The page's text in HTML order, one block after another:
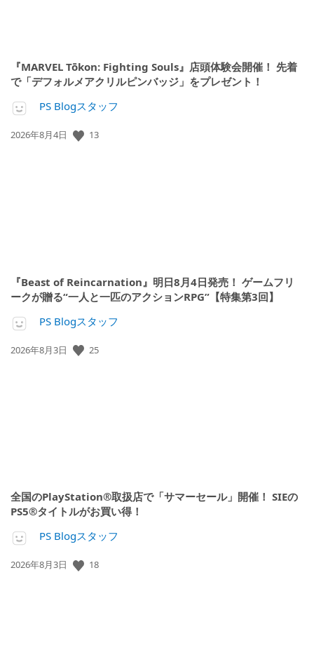
『MARVEL Tōkon: Fighting Souls』店頭体験会開催！ 先着
で「デフォルメアクリルピンバッジ」をプレゼント！
PS Blogスタッフ
公
2026年8月4日 13
『Beast of Reincarnation』明日8月4日発売！ ゲームフリ
ークが贈る“一人と一匹のアクションRPG”【特集第3回】
PS Blogスタッフ
公
2026年8月3日 25
全国のPlayStation®取扱店で「サマーセール」開催！ SIEの
PS5®タイトルがお買い得！
PS Blogスタッフ
公
2026年8月3日 18